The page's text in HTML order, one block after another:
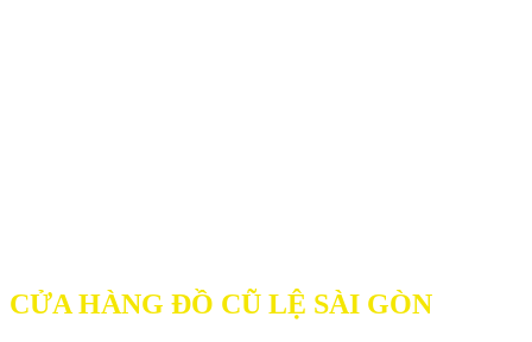
CỬA HÀNG ĐỒ CŨ LỆ SÀI GÒN